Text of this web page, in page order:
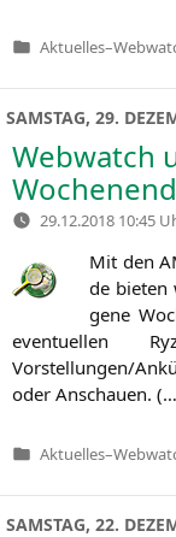
Veröffentlicht
Aktuelles–
SAMSTAG, 29.
Webwatch
29.12.2018 10:45
Mit den
de bie­ten
ge­ne
even­tu­el­len
Vorstellungen/
oder Anschau­en.
Veröffentlicht
Aktuelles–
SAMSTAG, 22.